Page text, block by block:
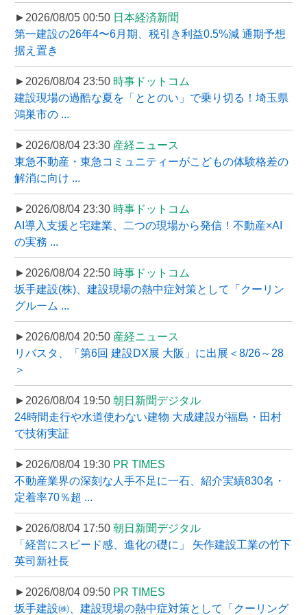
►2026/08/05 00:50 日本経済新聞
第一建設の26年4〜6月期、税引き利益0.5%減 通期予想
据え置き
►2026/08/04 23:50 時事ドットコム
建設現場の過酷な夏を「ととのい」で乗り切る！埼玉県
鴻巣市の ...
►2026/08/04 23:30 産経ニュース
東急不動産・東急コミュニティーがこどもの体験格差の
解消に向け ...
►2026/08/04 23:30 時事ドットコム
AI導入支援と宅建業、二つの現場から発信！不動産×AI
の実務 ...
►2026/08/04 22:50 時事ドットコム
坂手建設(株)、建設現場の熱中症対策として「クーリン
グルーム ...
►2026/08/04 20:50 産経ニュース
リバスタ、「第6回 建設DX展 大阪」に出展＜8/26～28
＞
►2026/08/04 19:50 朝日新聞デジタル
24時間走行や水道使わない建物 大成建設が福島・田村
で技術実証
►2026/08/04 19:30 PR TIMES
不動産業界の深刻な人手不足に一石、紹介実績830名・
定着率70％超 ...
►2026/08/04 17:50 朝日新聞デジタル
「経営にスピード感、進化の礎に」 矢作建設工業の竹下
英司新社長
►2026/08/04 09:50 PR TIMES
坂手建設㈱、建設現場の熱中症対策として「クーリング